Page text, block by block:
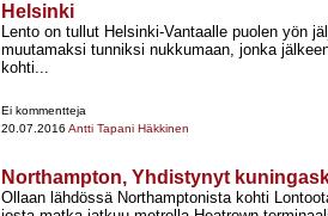
Helsinki
Lento on tullut Helsinki-​Vantaalle puolen yön
muutamaksi tunniksi nukkumaan, jonka
kohti...
Ei kommentteja
20.07.2016 Antti Tapani Häkkinen
Northampton, Yhdistynyt
Ollaan lähdössä Northamptonista kohti